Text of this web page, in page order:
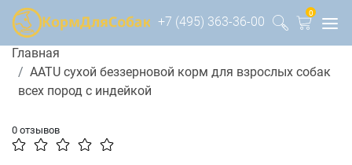
+7 (495) 363-36-00
0
Главная
AATU сухой беззерновой корм для взрослых собак
всех пород с индейкой
0 отзывов